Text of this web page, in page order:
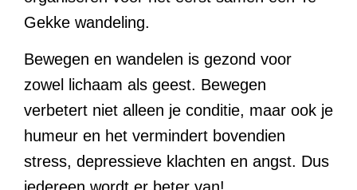
Gekke wandeling.
Bewegen en wandelen is gezond voor
zowel lichaam als geest. Bewegen
verbetert niet alleen je conditie, maar ook je
humeur en het vermindert bovendien
stress, depressieve klachten en angst. Dus